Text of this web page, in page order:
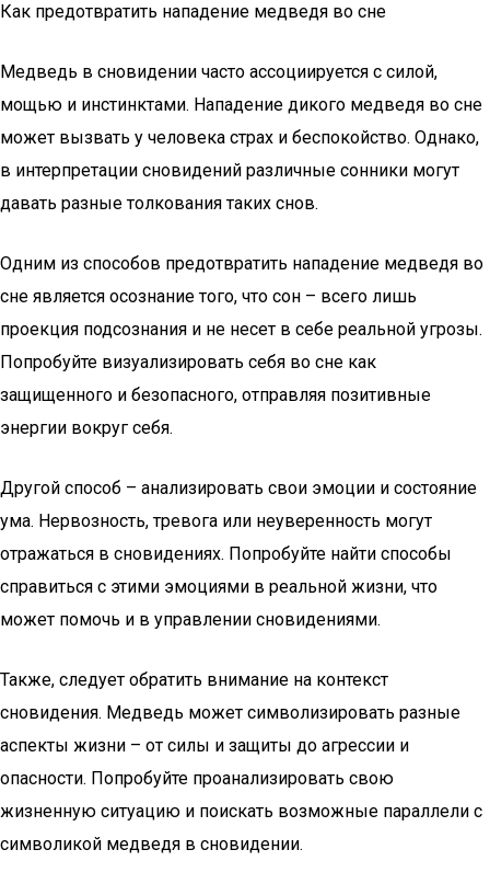
Как предотвратить нападение медведя во сне
Медведь в сновидении часто ассоциируется с силой,
мощью и инстинктами. Нападение дикого медведя во сне
может вызвать у человека страх и беспокойство. Однако,
в интерпретации сновидений различные сонники могут
давать разные толкования таких снов.
Одним из способов предотвратить нападение медведя во
сне является осознание того, что сон – всего лишь
проекция подсознания и не несет в себе реальной угрозы.
Попробуйте визуализировать себя во сне как
защищенного и безопасного, отправляя позитивные
энергии вокруг себя.
Другой способ – анализировать свои эмоции и состояние
ума. Нервозность, тревога или неуверенность могут
отражаться в сновидениях. Попробуйте найти способы
справиться с этими эмоциями в реальной жизни, что
может помочь и в управлении сновидениями.
Также, следует обратить внимание на контекст
сновидения. Медведь может символизировать разные
аспекты жизни – от силы и защиты до агрессии и
опасности. Попробуйте проанализировать свою
жизненную ситуацию и поискать возможные параллели с
символикой медведя в сновидении.